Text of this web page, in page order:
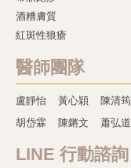
酒糟膚質
紅斑性狼瘡
醫師團隊
盧靜怡 黃心穎 陳清筠
胡岱霖
陳鏘文 蕭弘道
LINE 行動諮詢